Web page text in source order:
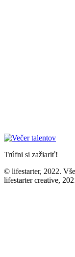
Trúfni si zažiariť!
© lifestarter, 2022.
lifestarter creative,